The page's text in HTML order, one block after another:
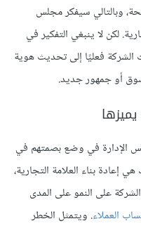
وبالتالي سيفكر مجلس
لكن لا ينبغي التفكير في
الشركة فعليًا إلى تحديث هوية
أو جمهور جديد.
الإدارة في وضع بصمتهم في
إعادة بناء العلامة التجارية،
على النمو على المدى
العملاء. ويتمثل الخطر